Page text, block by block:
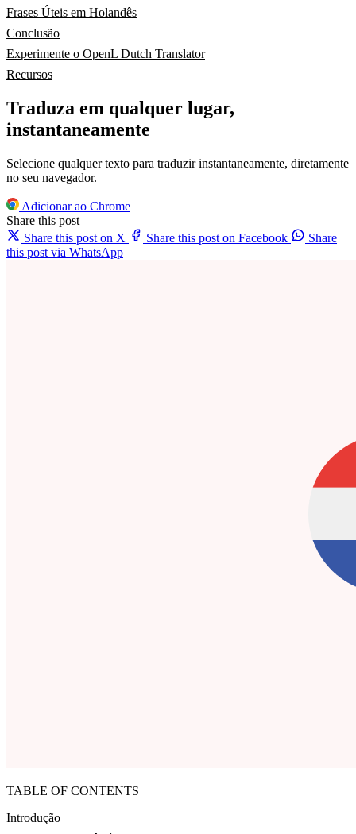
Frases Úteis em Holandês
Conclusão
Experimente o OpenL Dutch Translator
Recursos
Traduza em qualquer lugar,
instantaneamente
Selecione qualquer texto para traduzir instantaneamente, diretamente
no seu navegador.
Adicionar ao Chrome
Share this post
Share this post on X
Share this post on Facebook
Share
this post via WhatsApp
TABLE OF CONTENTS
Introdução